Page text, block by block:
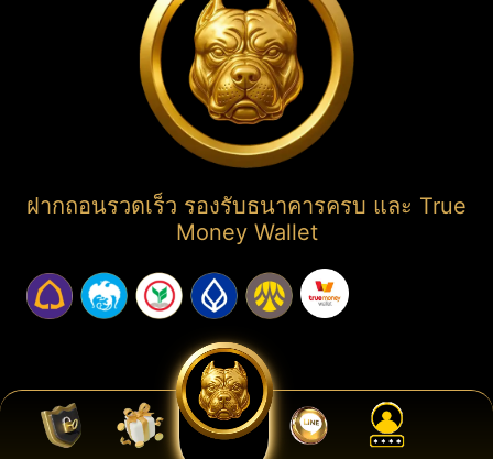
ฝากถอนรวดเร็ว รองรับธนาคารครบ และ True
Money Wallet